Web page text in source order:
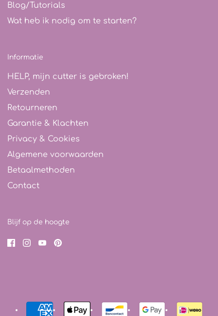
Blog/Tutorials
Wat heb ik nodig om te starten?
Informatie
HELP, mijn cutter is gebroken!
Verzenden
Retourneren
Garantie & Klachten
Privacy & Cookies
Algemene voorwaarden
Betaalmethoden
Contact
Blijf op de hoogte